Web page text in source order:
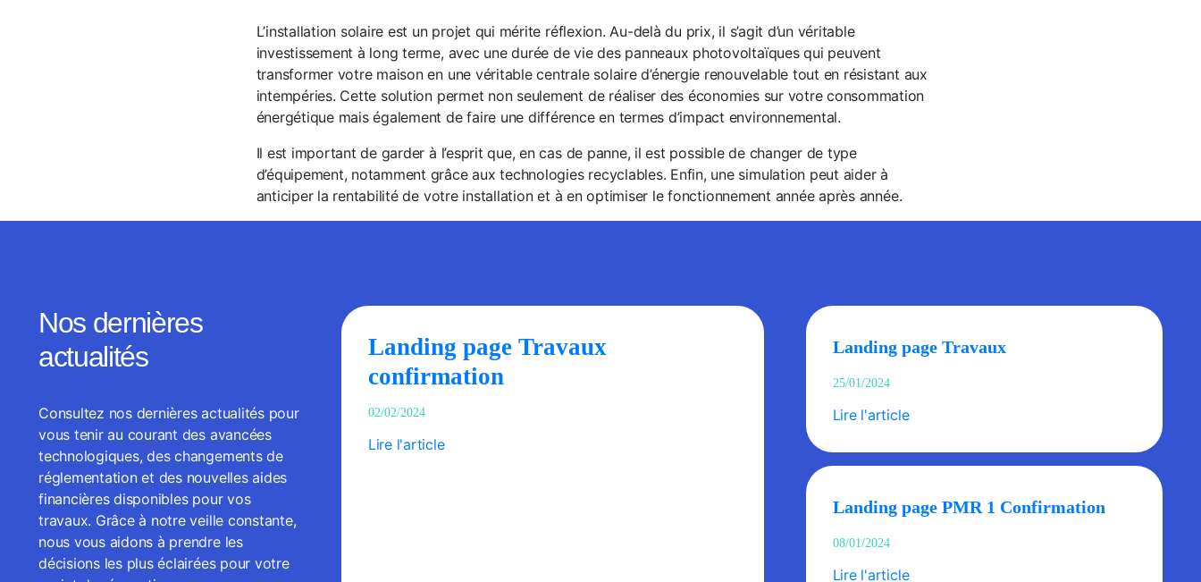
L’installation solaire est un projet qui mérite réflexion. Au-delà du prix, il s’agit d’un véritable
investissement à long terme, avec une durée de vie des panneaux photovoltaïques qui peuvent
transformer votre maison en une véritable centrale solaire d’énergie renouvelable tout en résistant aux
intempéries. Cette solution permet non seulement de réaliser des économies sur votre consommation
énergétique mais également de faire une différence en termes d’impact environnemental.
Il est important de garder à l’esprit que, en cas de panne, il est possible de changer de type
d’équipement, notamment grâce aux technologies recyclables. Enfin, une simulation peut aider à
anticiper la rentabilité de votre installation et à en optimiser le fonctionnement année après année.
Nos dernières
actualités
Consultez nos dernières actualités pour
vous tenir au courant des avancées
technologiques, des changements de
réglementation et des nouvelles aides
financières disponibles pour vos
travaux. Grâce à notre veille constante,
nous vous aidons à prendre les
décisions les plus éclairées pour votre
Landing page Travaux
confirmation
02/02/2024
Lire l'article
Landing page Travaux
25/01/2024
Lire l'article
Landing page PMR 1 Confirmation
08/01/2024
Lire l'article